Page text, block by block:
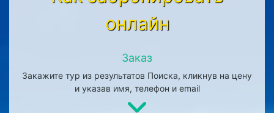
онлайн
Заказ
Закажите тур из результатов Поиска, кликнув на цену
и указав имя, телефон и email